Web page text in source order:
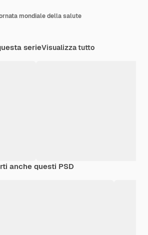
mondiale della salute
serieVisualizza tutto
anche questi PSD